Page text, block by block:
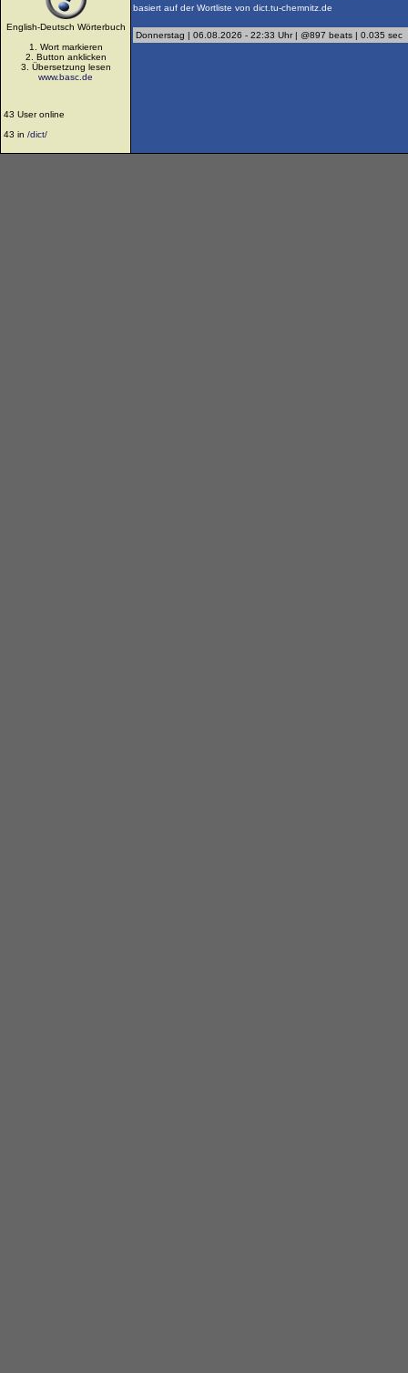
English-Deutsch Wörterbuch
1. Wort markieren
2. Button anklicken
3. Übersetzung lesen
www.basc.de
43 User online
43 in /dict/
basiert auf der Wortliste von dict.tu-chemnitz.de
Donnerstag | 06.08.2026 - 22:33 Uhr | @897 beats | 0.035 sec